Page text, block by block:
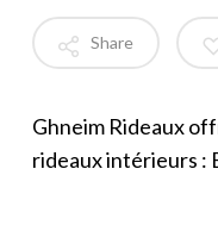
Share
Ghneim Rideaux
rideaux intérieurs :